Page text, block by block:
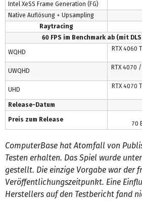
Intel XeSS Frame Generation (FG)
Native Auflösung + Upsampling
Raytracing
60 FPS im Benchmark ab (mit
WQHD
RTX 4060
UWQHD
RTX 4070
UHD
RTX 4070
Release-Datum
Preis zum Release
70
ComputerBase hat Atomfall von
Testen erhalten. Das Spiel wurde
gestellt. Die einzige Vorgabe war der
Veröffentlichungszeitpunkt. Eine
Herstellers auf den Testbericht fand